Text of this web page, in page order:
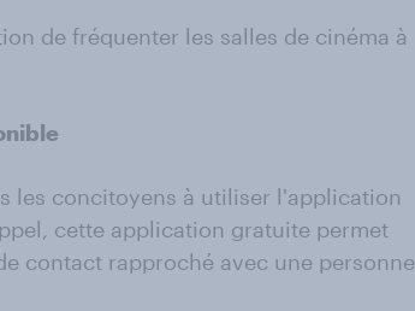
de fréquenter les salles de cinéma à
les concitoyens à utiliser l'application
cette application gratuite permet
contact rapproché avec une personne